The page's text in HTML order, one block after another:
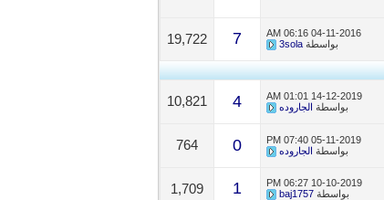
04-11-2016
06:16 AM
بواسطة3sola
7
19,722
14-12-2019
01:01 AM
بواسطة الجاروده 4
10,821
05-11-2019
07:40 PM
بواسطة الجاروده 0
764
10-10-2019
06:27 PM
بواسطةbaj1757
1
1,709